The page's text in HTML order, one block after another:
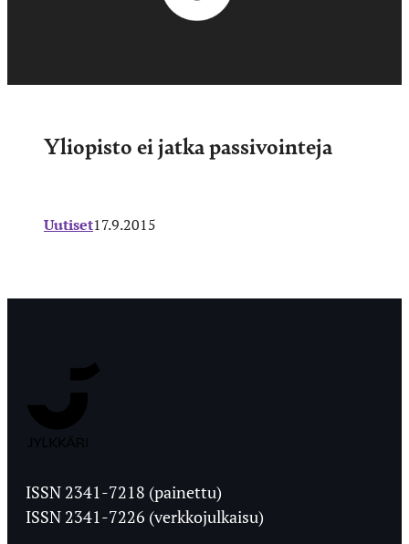
Yliopisto ei jatka passivointeja
Uutiset17.9.2015
Ylioppilaslehti
ISSN 2341-7218 (painettu)
ISSN 2341-7226 (verkkojulkaisu)